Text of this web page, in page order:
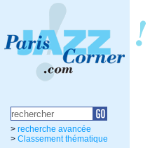
> recherche avancée
> Classement thématique